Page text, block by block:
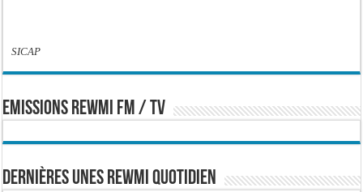
SICAP
EMISSIONS REWMI FM / TV
Dernières Unes Rewmi Quotidien